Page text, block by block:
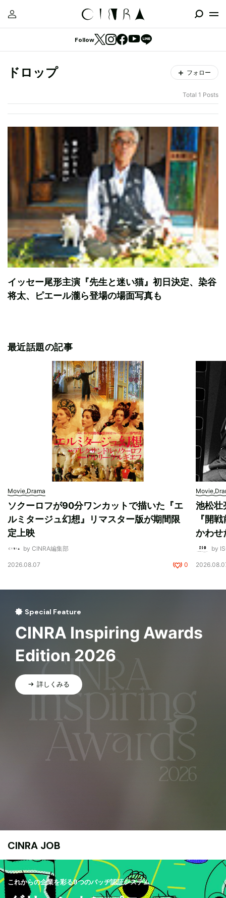
Follow
ドロップ フォロー
Total 1 Posts
イッセー尾形主演『先生と迷い猫』初日決定、染谷
将太、ピエール瀧ら登場の場面写真も
最近話題の記事
Movie,Drama
ソクーロフが90分ワンカットで描いた『エ
ルミタージュ幻想』リマスター版が期間限
定上映
by CINRA編集部
2026.08.07 0
池松壮
『開
かわせ
by
Special Feature
CINRA Inspiring Awards
Edition 2026
詳しくみる
CINRA JOB
これからの企業を彩る9つのバッヂ認証システム